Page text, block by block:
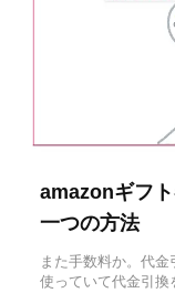
amazonギフ
一つの方法
また手数料か。代
使っていて代金引換